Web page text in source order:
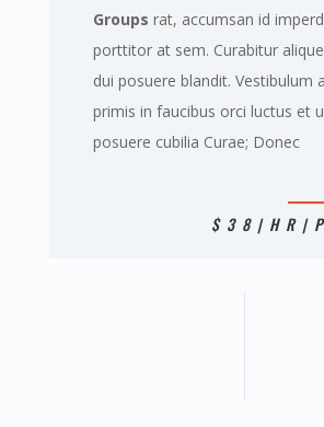
Groups rat, accumsan id
porttitor at sem. Curabitur
dui posuere blandit. Vestibulum
primis in faucibus orci luctus et
posuere cubilia Curae; Donec